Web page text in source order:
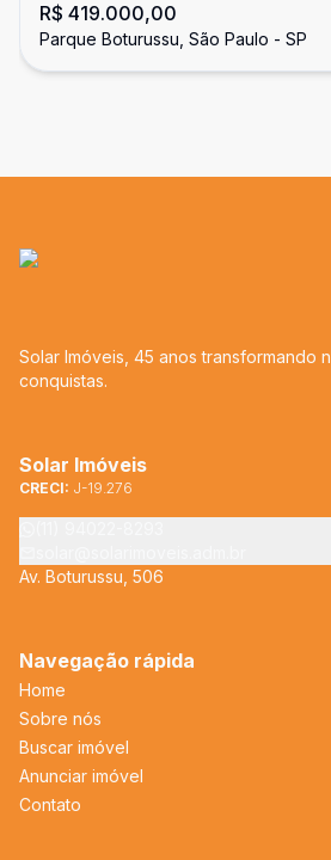
BOTURUSSU
R$ 419.000,00
Parque Boturussu, São Paulo - SP
Solar Imóveis, 45 anos transformando
conquistas.
Solar Imóveis
CRECI: J-19.276
Av. Boturussu, 506
Navegação rápida
Home
Sobre nós
Buscar imóvel
Anunciar imóvel
Contato